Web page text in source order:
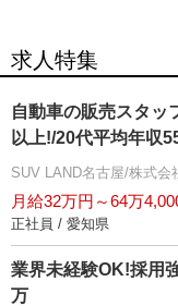
求人特集
自動車の販売スタッ
以上!/20代平均年収
SUV LAND名古屋/株式会
月給32万円～64万
正社員 / 愛知県
業界未経験OK!採用
万